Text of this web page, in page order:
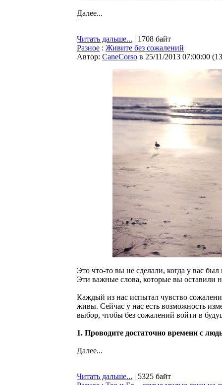
Далее...
Читать дальше... | 1708 байт
Разное : Живите без сожалений
Автор: CaneCorso в 25/11/2013 07:00:00 (
Это что-то вы не сделали, когда у вас
Эти важные слова, которые вы оставили
Каждый из нас испытал чувство
живы. Сейчас у нас есть возможность
выбор, чтобы без сожалений войти в
1. Проводите достаточно времени с
Далее...
Читать дальше... | 5325 байт